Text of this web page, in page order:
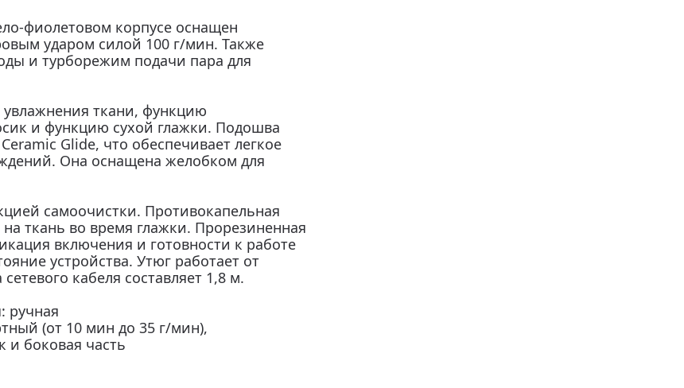
фиолетовом корпусе оснащен
ударом силой 100 г/мин. Также
и турборежим подачи пара для
ткани, функцию
и функцию сухой глажки. Подошва
Glide, что обеспечивает легкое
Она оснащена желобком для
самоочистки. Противокапельная
ткань во время глажки. Прорезиненная
включения и готовности к работе
устройства. Утюг работает от
кабеля составляет 1,8 м.
ручная
(от 10 мин до 35 г/мин),
и боковая часть